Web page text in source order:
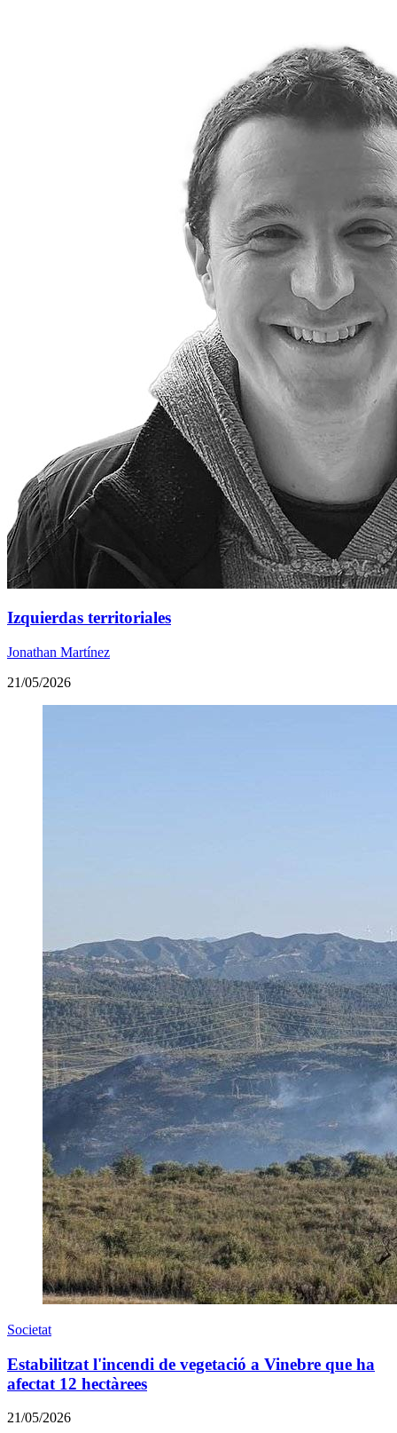
Izquierdas territoriales
Jonathan Martínez
21/05/2026
Societat
Estabilitzat l'incendi de vegetació a Vinebre que ha
afectat 12 hectàrees
21/05/2026